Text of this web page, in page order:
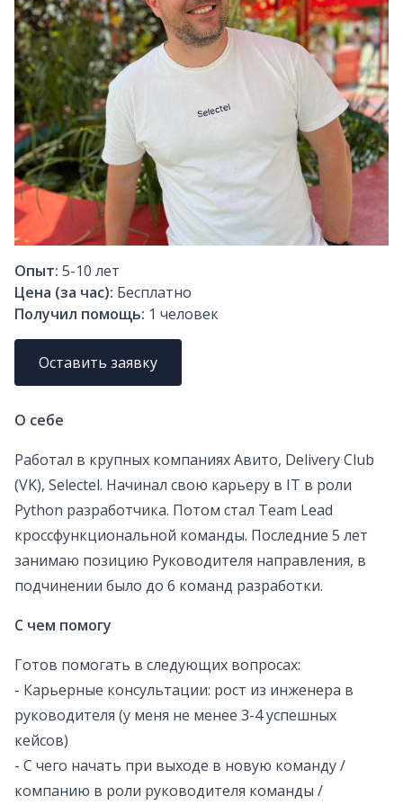
Опыт: 5-10 лет
Цена (за час): Бесплатно
Получил помощь: 1 человек
Оставить заявку
О себе
Работал в крупных компаниях Авито, Delivery Club
(VK), Selectel. Начинал свою карьеру в IT в роли
Python разработчика. Потом стал Team Lead
кроссфункциональной команды. Последние 5 лет
занимаю позицию Руководителя направления, в
подчинении было до 6 команд разработки.
С чем помогу
Готов помогать в следующих вопросах:
- Карьерные консультации: рост из инженера в
руководителя (у меня не менее 3-4 успешных
кейсов)
- С чего начать при выходе в новую команду /
компанию в роли руководителя команды /